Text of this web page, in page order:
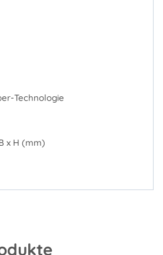
Technologie
x H (mm)